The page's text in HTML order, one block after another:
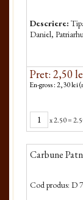
Descriere:
Daniel,
Pret: 2,50
En-gross : 2,30 lei
x2.50=
Carbune
Cod produs: D